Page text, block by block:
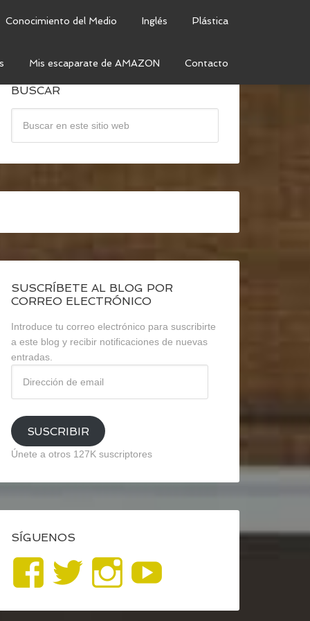
Conocimiento del Medio Inglés Plástica
Mis escaparate de AMAZON Contacto
BUSCAR
SUSCRÍBETE AL BLOG POR
CORREO ELECTRÓNICO
Introduce tu correo electrónico para suscribirte
a este blog y recibir notificaciones de nuevas
entradas.
email
SUSCRIBIR
Únete a otros 127K suscriptores
SÍGUENOS
Ver
perfil
Ver
perfil
Ver
perfil